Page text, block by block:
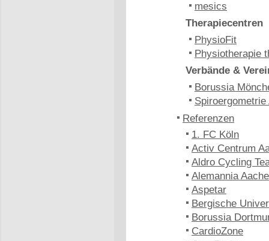
mesics
Therapiecentren
PhysioFit
Physiotherapie
Verbände &
Borussia
Spiroergometrie
Referenzen
1. FC Köln
Activ Centrum
Aldro Cycling
Alemannia
Aspetar
Bergische
Borussia
CardioZone